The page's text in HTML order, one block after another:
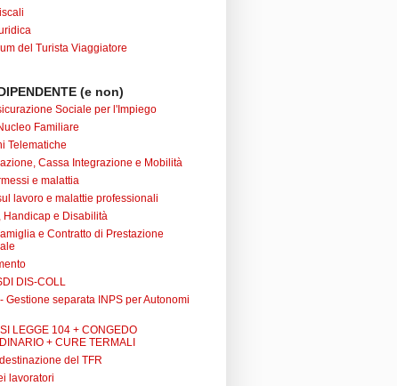
del Turista Viaggiatore
(e non)
Sociale per l'Impiego
Familiare
Telematiche
Cassa Integrazione e Mobilità
e malattia
lavoro e malattie professionali
Handicap e Disabilità
e Contratto di Prestazione
DIS-COLL
Gestione separata INPS per Autonomi
LEGGE 104 + CONGEDO
+ CURE TERMALI
del TFR
lavoratori